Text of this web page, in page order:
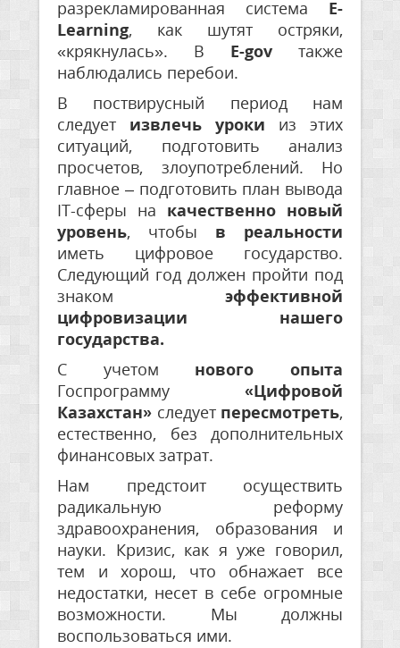
разрекламированная система E-
Learning, как шутят остряки,
«крякнулась». В E-gov также
наблюдались перебои.
В поствирусный период нам
следует извлечь уроки из этих
ситуаций, подготовить анализ
просчетов, злоупотреблений. Но
главное – подготовить план вывода
IT-сферы на качественно новый
уровень, чтобы в реальности
иметь цифровое государство.
Следующий год должен пройти под
знаком эффективной
цифровизации нашего
государства.
С учетом нового опыта
Госпрограмму «Цифровой
Казахстан» следует пересмотреть,
естественно, без дополнительных
финансовых затрат.
Нам предстоит осуществить
радикальную реформу
здравоохранения, образования и
науки. Кризис, как я уже говорил,
тем и хорош, что обнажает все
недостатки, несет в себе огромные
возможности. Мы должны
воспользоваться ими.